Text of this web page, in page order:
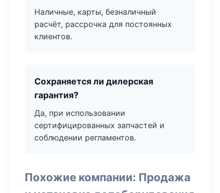
Наличные, карты, безналичный
расчёт, рассрочка для постоянных
клиентов.
Сохраняется ли дилерская
гарантия?
Да, при использовании
сертифицированных запчастей и
соблюдении регламентов.
Похожие компании: Продажа